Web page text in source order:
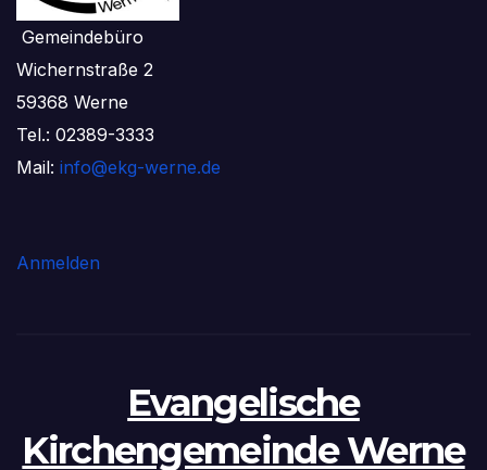
Gemeindebüro
Wichernstraße 2
59368 Werne
Tel.: 02389-3333
Mail: info@ekg-werne.de
Anmelden
Evangelische
Kirchengemeinde Werne